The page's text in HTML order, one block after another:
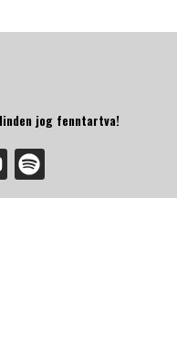
jog fenntartva!